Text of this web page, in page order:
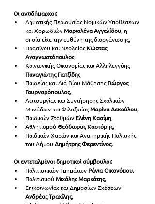
Οι αντιδήμαρχοι:
Δημοτικής Περιουσίας Νομικών Υποθέσεων
και Χορωδιών Μαριαλένα Αγγελίδου, η
οποία είχε την ευθύνη της διοργάνωσης,
Πρασίνου και Νεολαίας Κώστας
Αναγνωστόπουλος,
Κοινωνικής Οικονομίας και Αλληλεγγύης
Παναγιώτης Γιατζίδης,
Παιδείας και Διά Βίου Μάθησης Γιώργος
Γουρναρόπουλος,
Λειτουργίας και Συντήρησης Σχολικών
Μονάδων και Φιλοζωίας Μαρίνα Δεκούλου,
Παιδικών Σταθμών Ελένη Κασίμη,
Αθλητισμού Θεόδωρος Καστόρης,
Παιδικών Χαρών και Αναπηρικής Πολιτικής
του Δήμου Δημήτρης Φερεντίνος.
Οι εντεταλμένοι δημοτικοί σύμβουλοι:
Πολιτιστικών Τμημάτων Ράνια Οικονόμου,
Πολιτισμού Μιχάλης Μαρκάτης,
Επικοινωνίας και Δημοσίων Σχέσεων
Ανδρέας Τραχίλης,